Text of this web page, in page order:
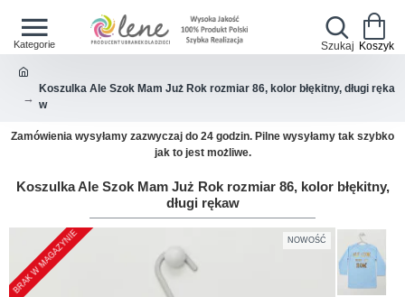
Koszulka Ale Szok Mam Już Rok rozmiar 86, kolor błękitny, długi ręka
w
Zamówienia wysyłamy zazwyczaj do 24 godzin. Pilne wysyłamy tak szybko
jak to jest możliwe.
Koszulka Ale Szok Mam Już Rok rozmiar 86, kolor błękitny,
długi rękaw
NOWOŚĆ
BRAK W MAGAZYNIE